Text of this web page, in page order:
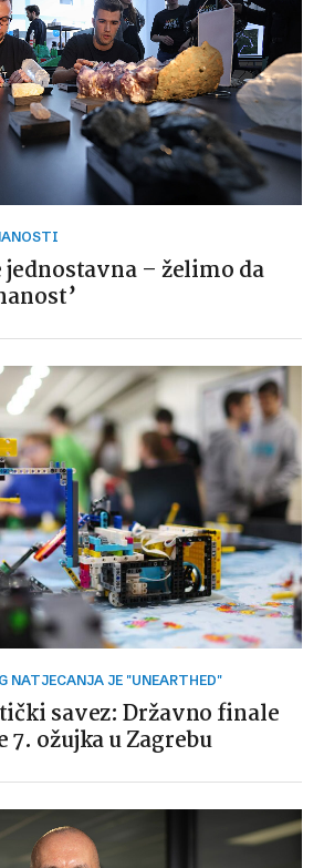
jednostavna – želimo da
NATJECANJA JE "UNEARTHED"
savez: Državno finale
7. ožujka u Zagrebu